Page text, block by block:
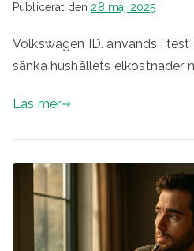
Publicerat den 28 maj 2025
Volkswagen ID. används i
sänka hushållets elkostnader
Läs mer